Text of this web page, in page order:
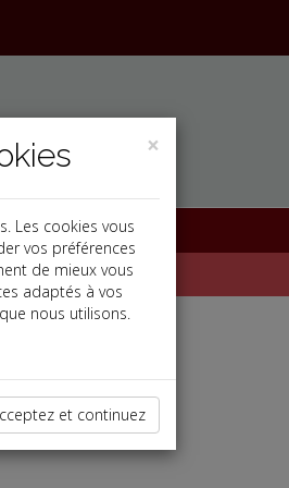
×
Les cookies vous
vos préférences
de mieux vous
adaptés à vos
nous utilisons.
et continuez